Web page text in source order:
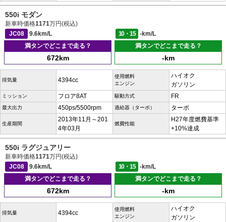
550i モダン
新車時価格1171万円(税込)
JC08
9.6km/L 10・15
-km/L
満タンでどこまで走る？
672km
満タンでどこまで走る？
-km
排気量 4394cc
使用燃料
エンジン
ハイオク
ガソリン
ミッション フロア8AT 駆動方式 FR
最大出力 450ps/5500rpm 過給器（ターボ） ターボ
生産期間
2013年11月～201
4年03月
燃費性能
H27年度燃費基準
+10%達成
550i ラグジュアリー
新車時価格1171万円(税込)
JC08
9.6km/L 10・15
-km/L
満タンでどこまで走る？
672km
満タンでどこまで走る？
-km
排気量 4394cc
使用燃料
エンジン
ハイオク
ガソリン